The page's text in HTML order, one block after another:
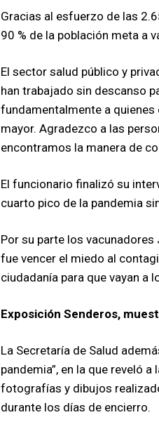
Gracias al esfuerzo de las
90 % de la población meta a
El sector salud público y
han trabajado sin descanso
fundamentalmente a quienes
mayor. Agradezco a las
encontramos la manera de
El funcionario finalizó su
cuarto pico de la pandemia
Por su parte los
fue vencer el miedo al
ciudadanía para que vayan a
Exposición Senderos,
La Secretaría de Salud
pandemia”, en la que reveló
fotografías y dibujos
durante los días de encierro.